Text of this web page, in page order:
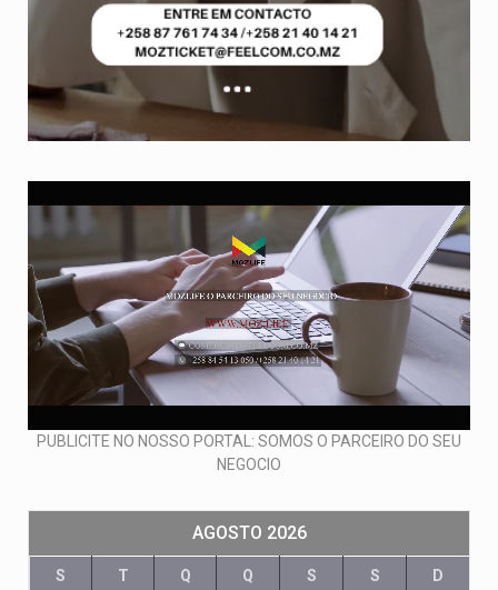
PUBLICITE NO NOSSO PORTAL: SOMOS O PARCEIRO DO SEU
NEGOCIO
AGOSTO 2026
S T Q Q S S D